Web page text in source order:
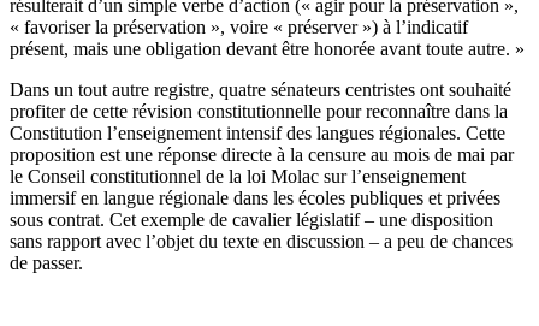
résulterait d’un simple verbe d’action (« agir pour la préservation »,
« favoriser la préservation », voire « préserver ») à l’indicatif
présent, mais une obligation devant être honorée avant toute autre. »
Dans un tout autre registre, quatre sénateurs centristes ont souhaité
profiter de cette révision constitutionnelle pourreconnaître dans la
Constitution l’enseignement intensif des langues régionales. Cette
proposition est une réponse directe à la censure au mois de mai par
le Conseil constitutionnel de la loi Molac sur l’enseignement
immersif en langue régionale dans les écoles publiques et privées
sous contrat. Cet exemple de cavalier législatif – une disposition
sans rapport avec l’objet du texte en discussion – a peu de chances
de passer.